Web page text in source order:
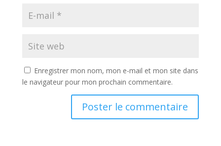
Enregistrer mon nom, mon e-mail et mon site dans
le navigateur pour mon prochain commentaire.